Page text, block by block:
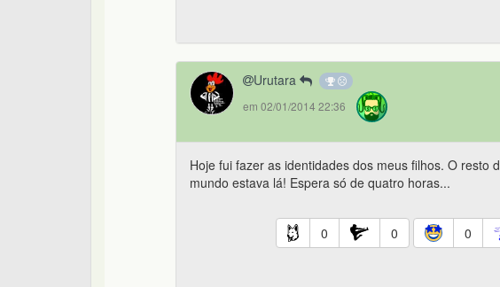
Urutara
em 02/01/2014 22:36
Hoje fui fazer as identidades dos meus filhos. O resto
mundo estava lá! Espera só de quatro horas...
0 0 0